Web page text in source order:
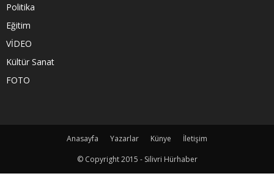
Politika
Eğitim
VİDEO
Kültür Sanat
FOTO
Anasayfa Yazarlar Künye
İletişim
© Copyright 2015 - Silivri Hürhaber